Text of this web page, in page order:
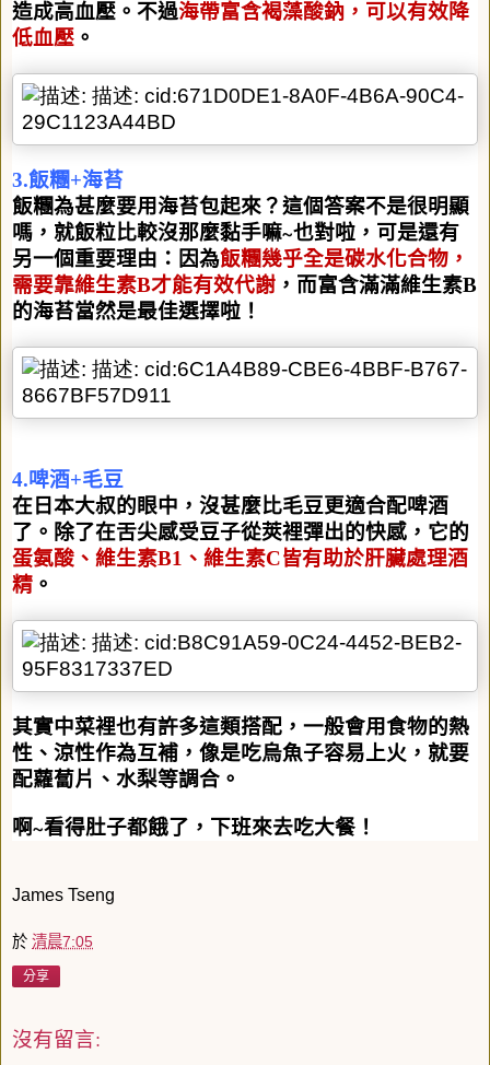
造成高血壓。不過海帶富含褐藻酸鈉，可以有效降
低血壓 。
3.飯糰+海苔
飯糰為甚麼要用海苔包起來？這個答案不是很明顯
嗎，就飯粒比較沒那麼黏手嘛∼也對啦，可是還有
另一個重要理由：因為飯糰幾乎全是碳水化合物，
需要靠維生素B才能有效代謝 ，而富含滿滿維生素B
的海苔當然是最佳選擇啦！
4.啤酒+毛豆
在日本大叔的眼中，沒甚麼比毛豆更適合配啤酒
了。除了在舌尖感受豆子從莢裡彈出的快感，它的
蛋氨酸、維生素B1 、維生素C皆有助於肝臟處理酒
精 。
其實中菜裡也有許多這類搭配，一般會用食物的熱
性、涼性作為互補，像是吃烏魚子容易上火，就要
配蘿蔔片、水梨等調合。
啊∼看得肚子都餓了，下班來去吃大餐！
James Tseng
於 清晨7:05
分享
沒有留言: